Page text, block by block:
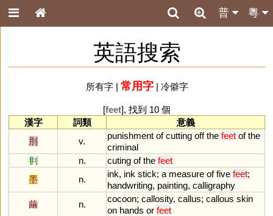
粵
普
英語搜索
所有字| 常用字| 冷僻字
[feet], 找到 10 個
漢字
詞類
意義
刖
v.
punishment of cutting off the feet of the
criminal
剕
n. cuting of the feet
墨
n.
ink, ink stick; a measure of five feet;
handwriting, painting, calligraphy
繭
n.
cocoon; callosity, callus; callous skin
on hands or feet